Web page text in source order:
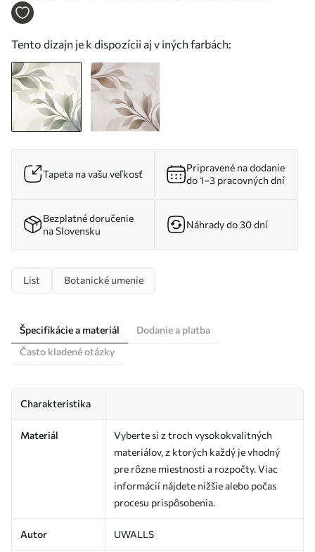
modrých odtieňoch Nr. w05693
Tento dizajn je k dispozícii aj v iných farbách:
Tapeta na vašu veľkosť
Pripravené na dodanie
do 1–3 pracovných dní
Bezplatné doručenie
na Slovensku
Náhrady do 30 dní
List Botanické umenie
Špecifikácie a materiál
Dodanie a platba
Často kladené otázky
Charakteristika
Materiál
Vyberte si z troch vysokokvalitných
materiálov, z ktorých každý je vhodný
pre rôzne miestnosti a rozpočty. Viac
informácií nájdete nižšie alebo počas
procesu prispôsobenia.
Autor UWALLS